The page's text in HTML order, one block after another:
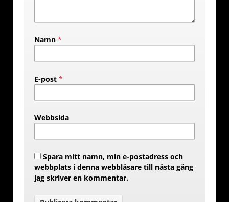
Namn *
E-post *
Webbsida
Spara mitt namn, min e-postadress och
webbplats i denna webbläsare till nästa gång
jag skriver en kommentar.